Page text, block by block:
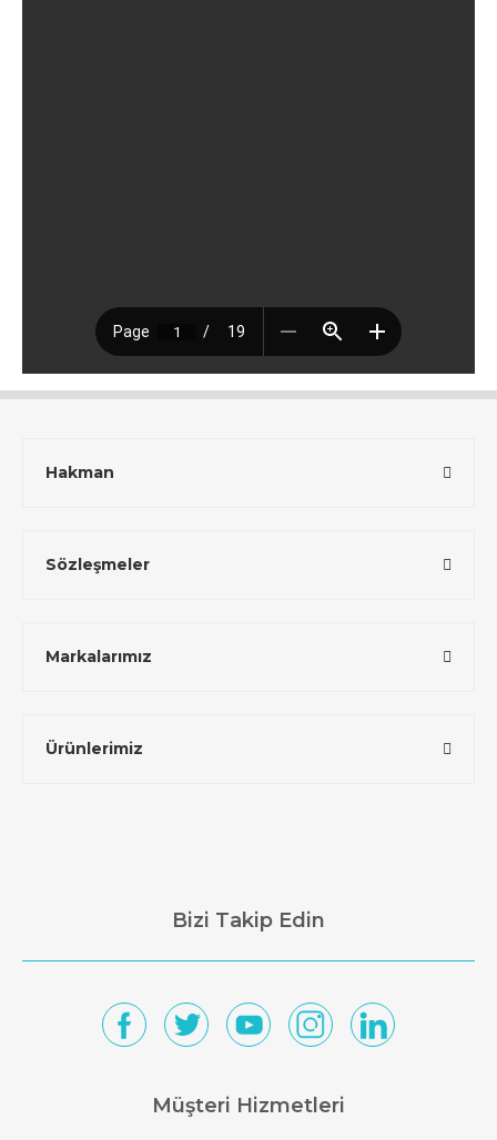
Hakman
Sözleşmeler
Markalarımız
Ürünlerimiz
Bizi Takip Edin
Müşteri Hizmetleri